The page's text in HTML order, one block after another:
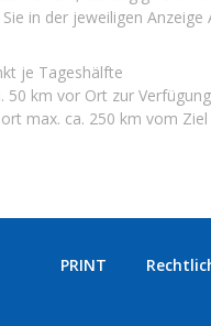
in der jeweiligen
je Tageshälfte
50 km vor Ort zur
max. ca. 250 km vom
PRINT